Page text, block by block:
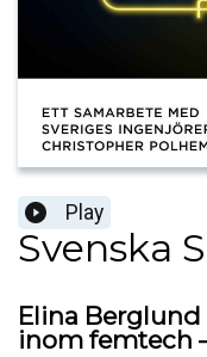
Play
Svenska
Elina
inom femtech